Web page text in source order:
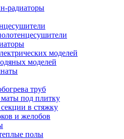
радиаторы
моделей
моделей
труб
под плитку
в стяжку
и желобов
полы